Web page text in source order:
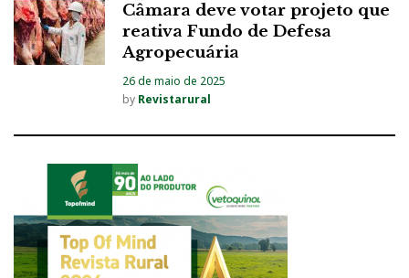
Câmara deve votar projeto que
reativa Fundo de Defesa
Agropecuária
26 de maio de 2025
by Revistarural